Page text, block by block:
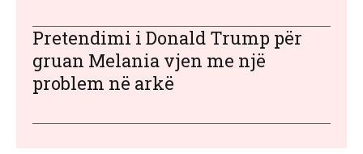
Pretendimi i Donald Trump për
gruan Melania vjen me një
problem në arkë